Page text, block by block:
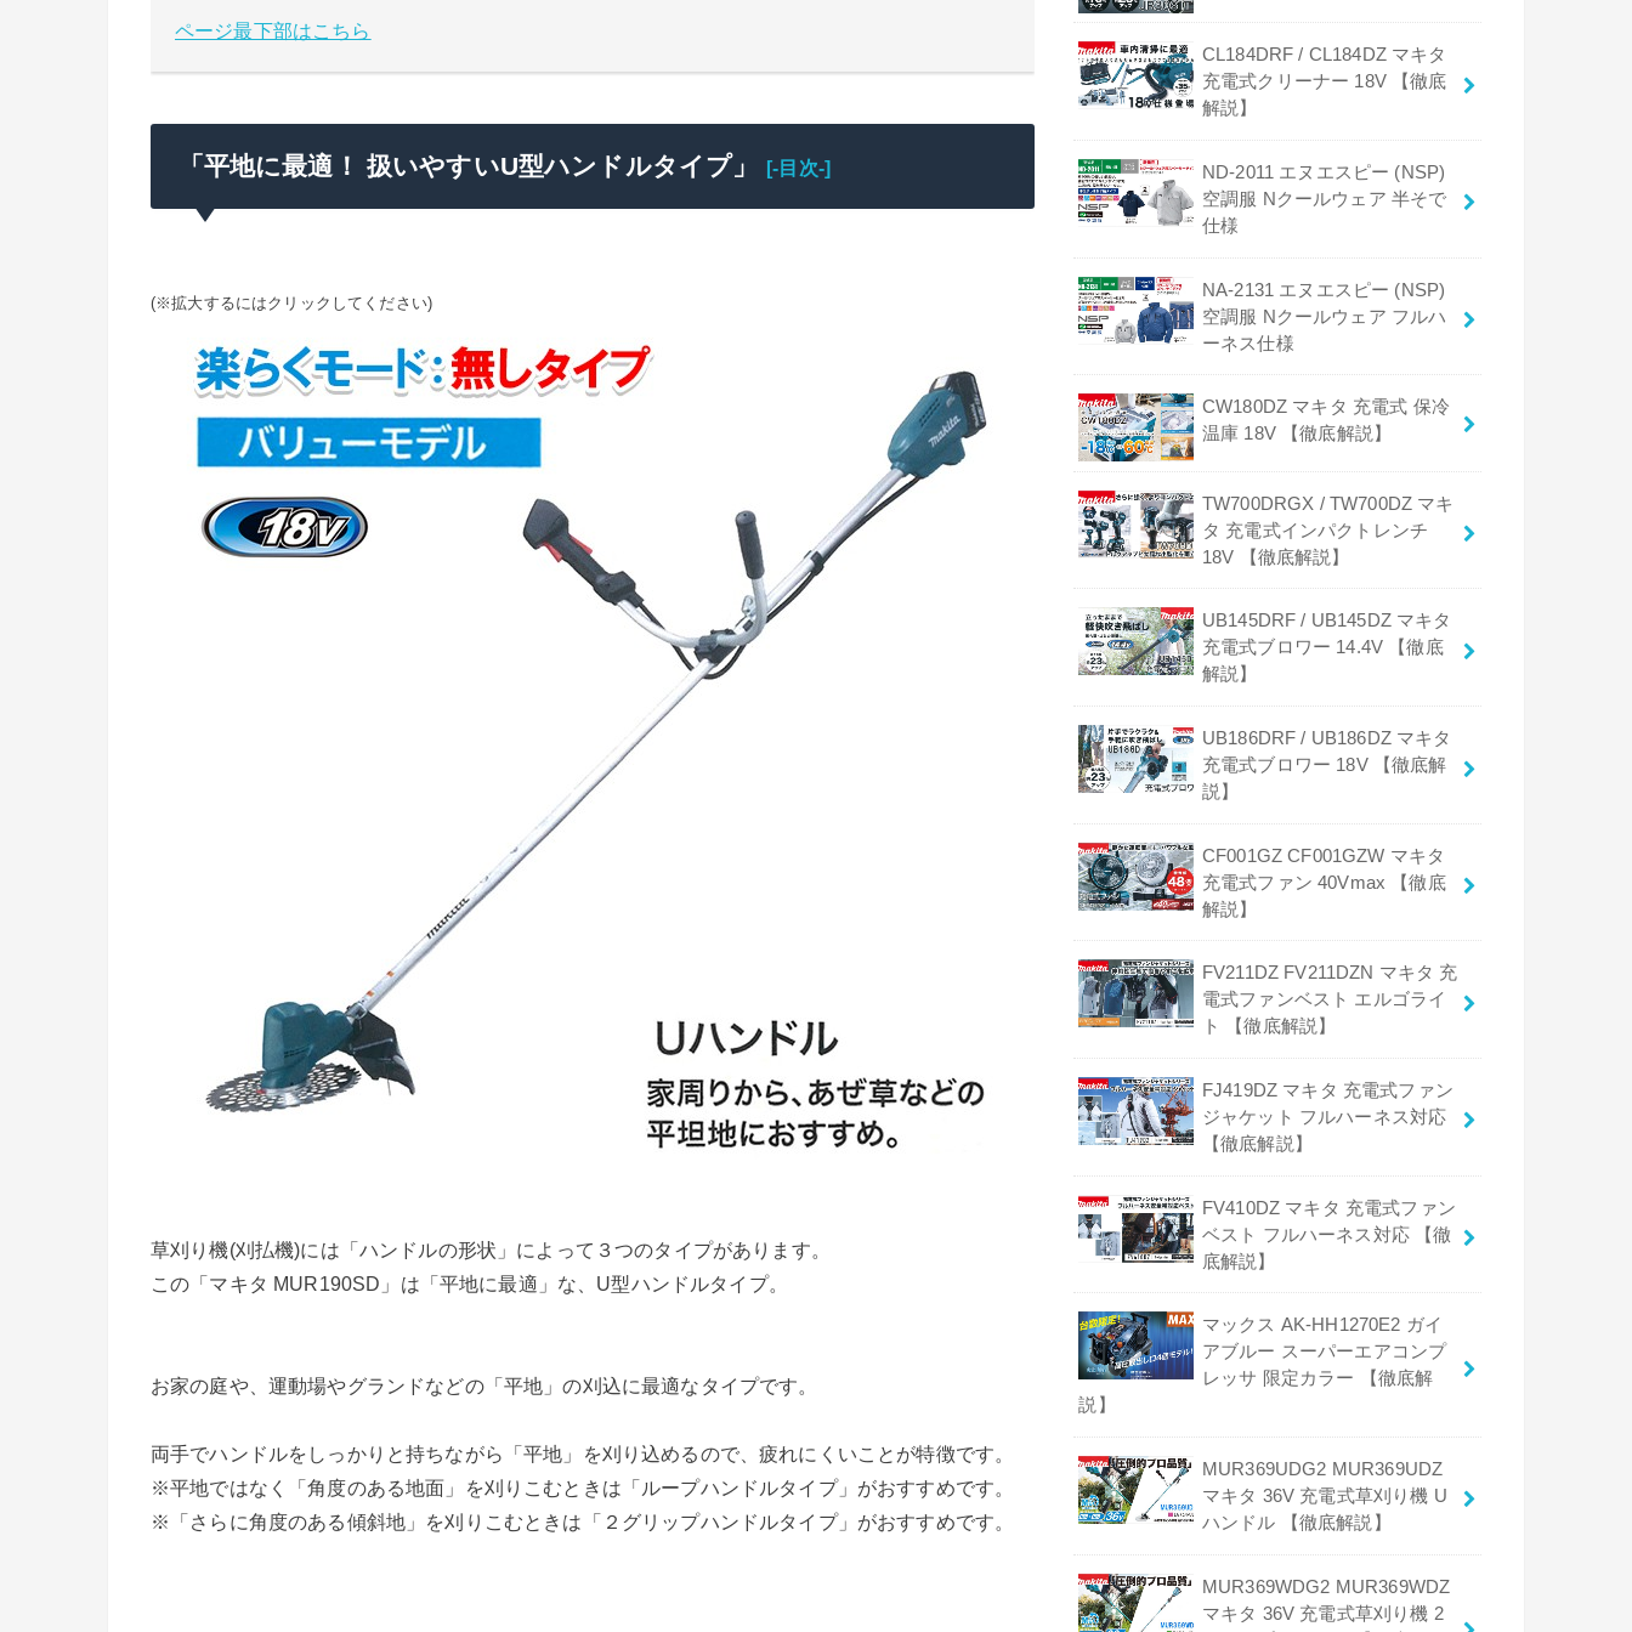
ページ最下部はこちら
「平地に最適！ 扱いやすいU型ハンドルタイプ」 [-目次-]
(※拡大するにはクリックしてください)
草刈り機(刈払機)には「ハンドルの形状」によって３つのタイプがあります。
この「マキタ MUR190SD」は「平地に最適」な、U型ハンドルタイプ。
お家の庭や、運動場やグランドなどの「平地」の刈込に最適なタイプです。
両手でハンドルをしっかりと持ちながら「平地」を刈り込めるので、疲れにくいことが特徴です。
※平地ではなく「角度のある地面」を刈りこむときは「ループハンドルタイプ」がおすすめです。
※「さらに角度のある傾斜地」を刈りこむときは「２グリップハンドルタイプ」がおすすめです。
CL184DRF / CL184DZ マキタ
充電式クリーナー 18V 【徹底
解説】
ND-2011 エヌエスピー (NSP)
空調服 Nクールウェア 半そで
仕様
NA-2131 エヌエスピー (NSP)
空調服 Nクールウェア フルハ
ーネス仕様
CW180DZ マキタ 充電式 保冷
温庫 18V 【徹底解説】
TW700DRGX / TW700DZ マキ
タ 充電式インパクトレンチ
18V 【徹底解説】
UB145DRF / UB145DZ マキタ
充電式ブロワー 14.4V 【徹底
解説】
UB186DRF / UB186DZ マキタ
充電式ブロワー 18V 【徹底解
説】
CF001GZ CF001GZW マキタ
充電式ファン 40Vmax 【徹底
解説】
FV211DZ FV211DZN マキタ 充
電式ファンベスト エルゴライ
ト 【徹底解説】
FJ419DZ マキタ 充電式ファン
ジャケット フルハーネス対応
【徹底解説】
FV410DZ マキタ 充電式ファン
ベスト フルハーネス対応 【徹
底解説】
マックス AK-HH1270E2 ガイ
アブルー スーパーエアコンプ
レッサ 限定カラー 【徹底解
説】
MUR369UDG2 MUR369UDZ
マキタ 36V 充電式草刈り機 U
ハンドル 【徹底解説】
MUR369WDG2 MUR369WDZ
マキタ 36V 充電式草刈り機 2